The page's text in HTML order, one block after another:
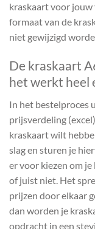
kraskaart voor jouw
formaat van de
niet gewijzigd
De kraskaart
het werkt heel
In het bestelproces
prijsverdeling
kraskaart wilt
slag en sturen je
er voor kiezen om
of juist niet. Het
prijzen door elkaar
dan worden je
opdracht in een